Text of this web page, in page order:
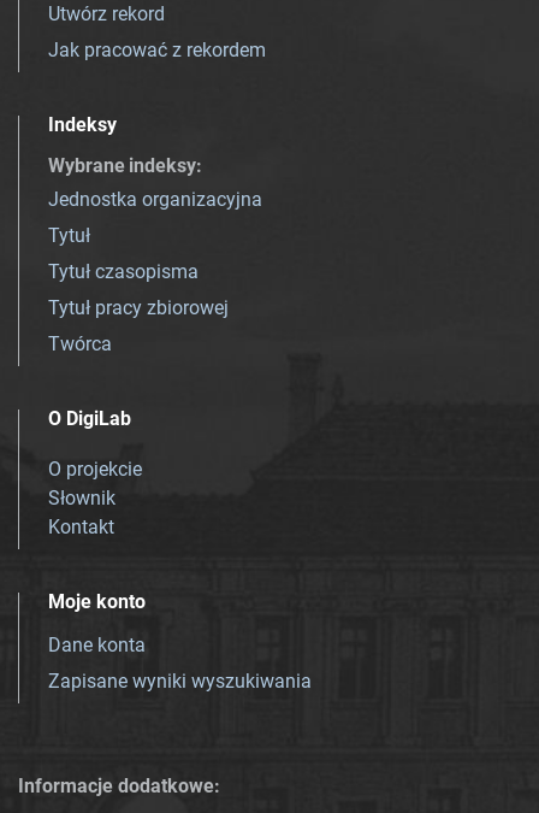
Utwórz rekord
Jak pracować z rekordem
Indeksy
Wybrane indeksy:
Jednostka organizacyjna
Tytuł
Tytuł czasopisma
Tytuł pracy zbiorowej
Twórca
O DigiLab
O projekcie
Słownik
Kontakt
Moje konto
Dane konta
Zapisane wyniki wyszukiwania
Informacje dodatkowe: